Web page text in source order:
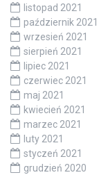
listopad 2021
październik 2021
wrzesień 2021
sierpień 2021
lipiec 2021
czerwiec 2021
maj 2021
kwiecień 2021
marzec 2021
luty 2021
styczeń 2021
grudzień 2020